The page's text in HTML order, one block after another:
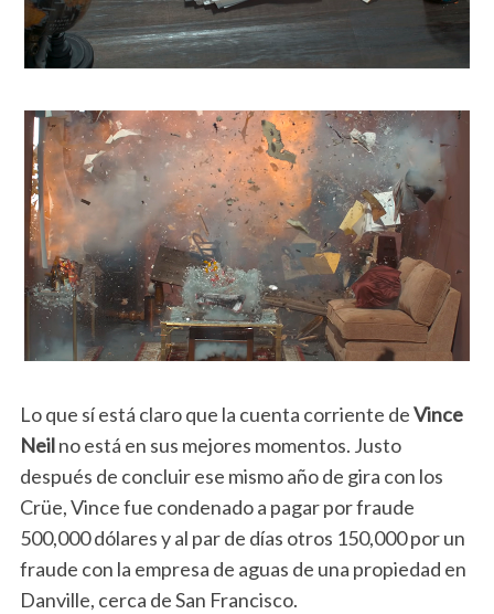
Lo que sí está claro que la cuenta corriente deVince
Neilno está en sus mejores momentos. Justo
después de concluir ese mismo año de gira con los
Crüe, Vince fue condenado a pagar por fraude
500,000 dólares y al par de días otros 150,000 por un
fraude con la empresa de aguas de una propiedad en
Danville, cerca de San Francisco.